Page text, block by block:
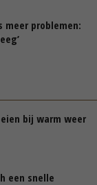
meer problemen:
bij warm weer
een snelle